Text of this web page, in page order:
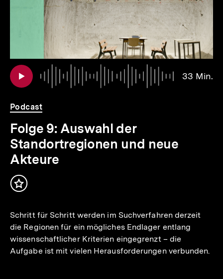
33 Min.
Podcast
Folge 9: Auswahl der
Standortregionen und neue
Akteure
Inhalt
Schritt für Schritt werden im Suchverfahren derzeit
die Regionen für ein mögliches Endlager entlang
wissenschaftlicher Kriterien eingegrenzt – die
Aufgabe ist mit vielen Herausforderungen verbunden.